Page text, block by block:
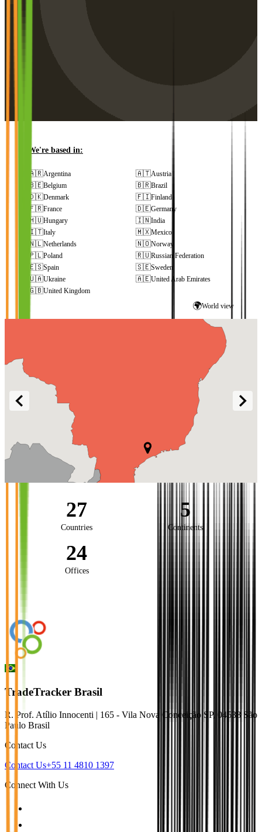
We're based in:
🇦🇷Argentina 🇦🇹Austria
🇧🇪Belgium 🇧🇷Brazil
🇩🇰Denmark 🇫🇮Finland
🇫🇷France 🇩🇪Germany
🇭🇺Hungary 🇮🇳India
🇮🇹Italy 🇲🇽Mexico
🇳🇱Netherlands 🇳🇴Norway
🇵🇱Poland 🇷🇺Russian Federation
🇪🇸Spain 🇸🇪Sweden
🇺🇦Ukraine 🇦🇪United Arab Emirates
🇬🇧United Kingdom
🌍World view
27
Countries
5
Continents
24
Offices
TradeTracker Brasil
R. Prof. Atílio Innocenti | 165 - Vila Nova Conceição SP, 04538 São
Paulo Brasil
Contact Us
Contact Us+55 11 4810 1397
Connect With Us